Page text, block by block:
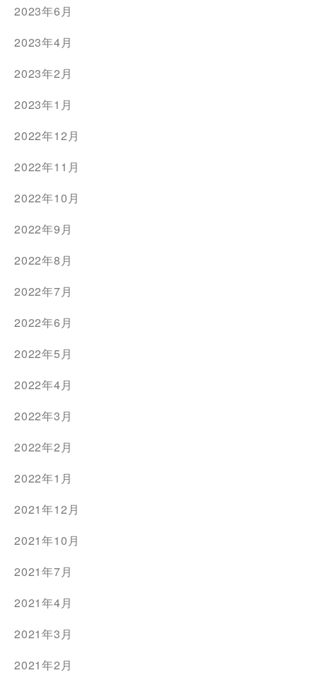
2023年6月
2023年4月
2023年2月
2023年1月
2022年12月
2022年11月
2022年10月
2022年9月
2022年8月
2022年7月
2022年6月
2022年5月
2022年4月
2022年3月
2022年2月
2022年1月
2021年12月
2021年10月
2021年7月
2021年4月
2021年3月
2021年2月